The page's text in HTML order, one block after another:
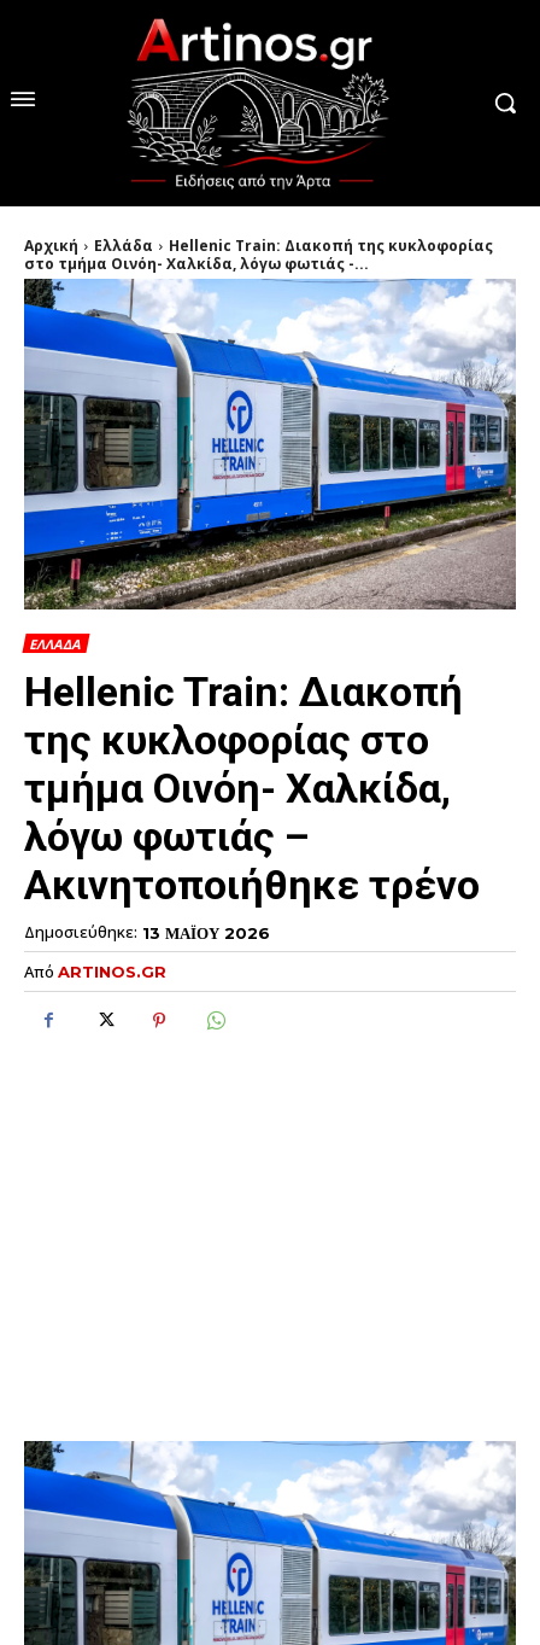
Αρχική Ελλάδα
Hellenic Train: Διακοπή της κυκλοφορίας
στο τμήμα Οινόη- Χαλκίδα, λόγω φωτιάς -...
ΕΛΛΑΔΑ
Hellenic Train: Διακοπή
της κυκλοφορίας στο
τμήμα Οινόη- Χαλκίδα,
λόγω φωτιάς –
Ακινητοποιήθηκε τρένο
Δημοσιεύθηκε: 13 ΜΑΪΟΥ 2026
Από ARTINOS.GR